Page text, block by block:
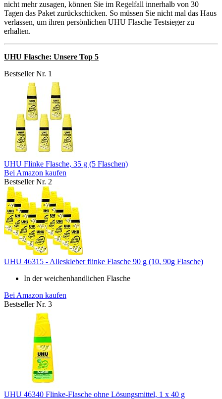
nicht mehr zusagen, können Sie im Regelfall innerhalb von 30
Tagen das Paket zurückschicken. So müssen Sie nicht mal das Haus
verlassen, um ihren persönlichen UHU Flasche Testsieger zu
erhalten.
UHU Flasche: Unsere Top 5
Bestseller Nr. 1
UHU Flinke Flasche, 35 g (5 Flaschen)
Bei Amazon kaufen
Bestseller Nr. 2
UHU 46315 - Alleskleber flinke Flasche 90 g (10, 90g Flasche)
In der weichenhandlichen Flasche
Bei Amazon kaufen
Bestseller Nr. 3
UHU 46340 Flinke-Flasche ohne Lösungsmittel, 1 x 40 g